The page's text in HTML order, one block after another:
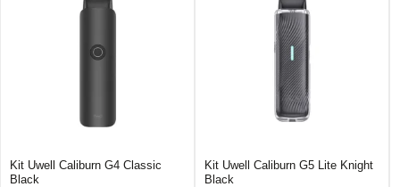
Kit Uwell Caliburn G4 Classic
Black
Kit Uwell Caliburn G5 Lite Knight
Black